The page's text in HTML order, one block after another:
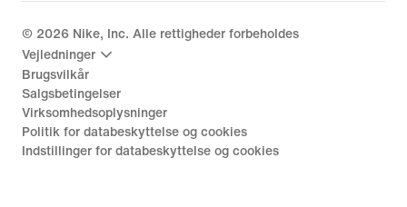
© 2026 Nike, Inc. Alle rettigheder forbeholdes
Vejledninger
Brugsvilkår
Salgsbetingelser
Virksomhedsoplysninger
Politik for databeskyttelse og cookies
Indstillinger for databeskyttelse og cookies